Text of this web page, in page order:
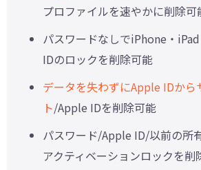
プロファイルを速やかに削除可
パスワードなしでiPhone・
IDのロックを削除可能
データを失わずにApple IDから
ト/Apple IDを削除可能
パスワード/Apple ID/以前の所
アクティベーションロックを削